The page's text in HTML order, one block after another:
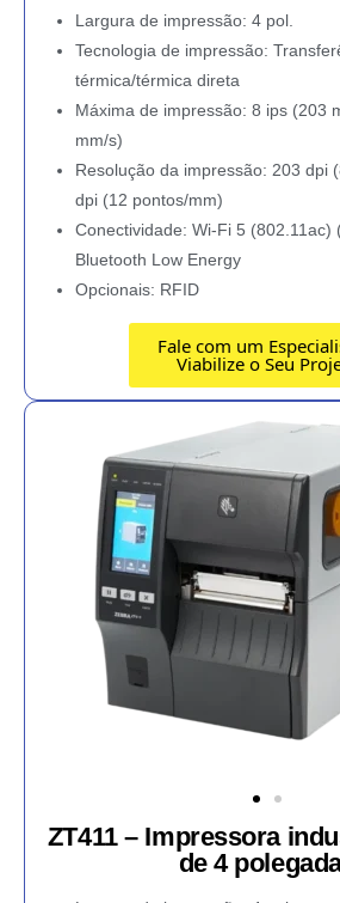
Largura de impressão: 4 pol.
Tecnologia de impressão:
térmica/térmica direta
Máxima de impressão: 8 ips (203
mm/s)
Resolução da impressão: 203 dpi
dpi (12 pontos/mm)
Conectividade: Wi-Fi 5 (802.11ac)
Bluetooth Low Energy
Opcionais: RFID
Fale com um
Viabilize o Seu
ZT411 – Impressora
de 4